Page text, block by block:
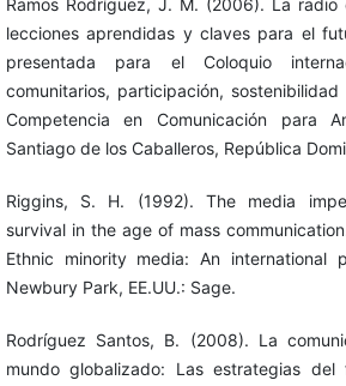
Ramos Rodríguez, J. M. (2006). La radio
lecciones aprendidas y claves para el
presentada para el Coloquio
comunitarios, participación,
Competencia en Comunicación para
Santiago de los Caballeros, República
Riggins, S. H. (1992). The media
survival in the age of mass
Ethnic minority media: An international
Newbury Park, EE.UU.: Sage.
Rodríguez Santos, B. (2008). La
mundo globalizado: Las estrategias